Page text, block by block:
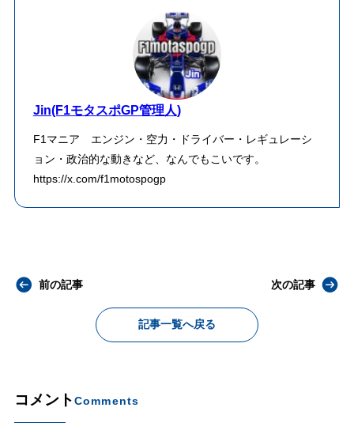
Jin(F1モタスポGP管理人)
F1マニア エンジン・空力・ドライバー・レギュレーシ
ョン・政治的な動きなど、なんでもこいです。
https://x.com/f1motospogp
前の記事
記事一覧へ戻る
次の記事
コメントComments